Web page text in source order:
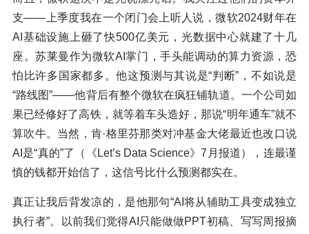
支——上季度我在一个闭门会上听人说，微软2024财年在
AI基础设施上砸了快500亿美元，光数据中心就建了十几
座。苏莱曼作为微软AI掌门，手头能调动的算力资源，恐
怕比许多国家都多。他这预测与其说是“判断”，不如说是
“路线图”——他背后有整个微软在疯狂铺轨道。一个公司如
果已经修好了高铁，就等着车头造好，那说“明年通车”就不
算吹牛。当然，肯·格里芬那类对冲基金大佬最近也改口说
AI是“真的”了（《Let’s Data Science》7月报道），连最谨
慎的钱都开始信了，这信号比什么预测都实在。
真正让我后背发凉的，是他那句“AI将从辅助工具变成独立
执行者”。以前我们觉得AI只能做做PPT初稿、写写周报摘